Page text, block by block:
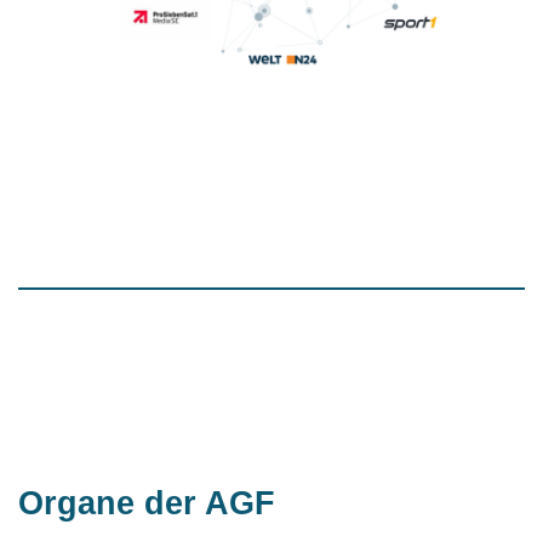
Organe der AGF